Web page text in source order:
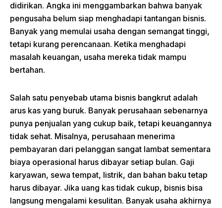
didirikan. Angka ini menggambarkan bahwa banyak
pengusaha belum siap menghadapi tantangan bisnis.
Banyak yang memulai usaha dengan semangat tinggi,
tetapi kurang perencanaan. Ketika menghadapi
masalah keuangan, usaha mereka tidak mampu
bertahan.
Salah satu penyebab utama bisnis bangkrut adalah
arus kas yang buruk. Banyak perusahaan sebenarnya
punya penjualan yang cukup baik, tetapi keuangannya
tidak sehat. Misalnya, perusahaan menerima
pembayaran dari pelanggan sangat lambat sementara
biaya operasional harus dibayar setiap bulan. Gaji
karyawan, sewa tempat, listrik, dan bahan baku tetap
harus dibayar. Jika uang kas tidak cukup, bisnis bisa
langsung mengalami kesulitan. Banyak usaha akhirnya